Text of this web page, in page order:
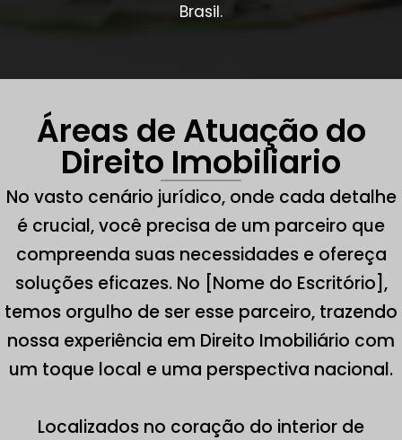
Brasil.
Áreas de Atuação do
Direito Imobiliario
No vasto cenário jurídico, onde cada detalhe
é crucial, você precisa de um parceiro que
compreenda suas necessidades e ofereça
soluções eficazes. No [Nome do Escritório],
temos orgulho de ser esse parceiro, trazendo
nossa experiência em Direito Imobiliário com
um toque local e uma perspectiva nacional.
Localizados no coração do interior de